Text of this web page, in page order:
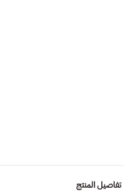
تفاصيل المنتج